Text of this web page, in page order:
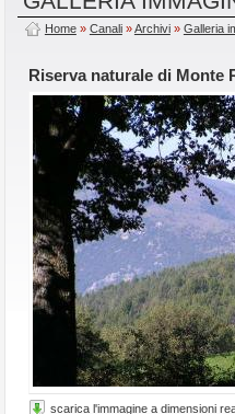
Home» Canali»Archivi» Galleria
Riserva naturale di Monte
scarica l'immagine a dimensioni